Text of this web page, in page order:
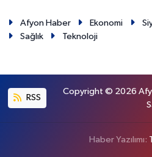
Afyon Haber Ekonomi
Sağlık
Teknoloji
RSS
Copyright © 2026
Haber Yazılımı: